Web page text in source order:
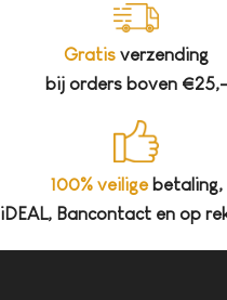
Gratis verzending
bij orders boven €25,-
100% veiligebetaling,
iDEAL, Bancontact en op